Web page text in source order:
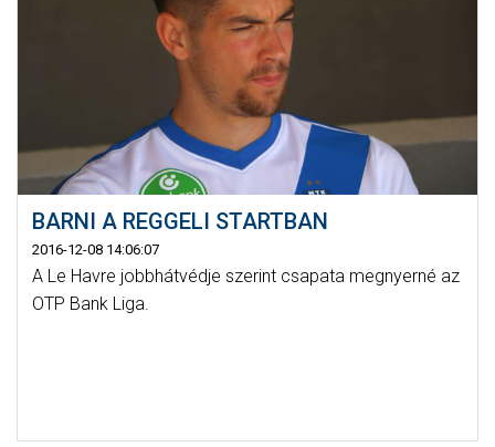
BARNI A REGGELI STARTBAN
2016-12-08 14:06:07
A Le Havre jobbhátvédje szerint csapata megnyerné az
OTP Bank Liga.